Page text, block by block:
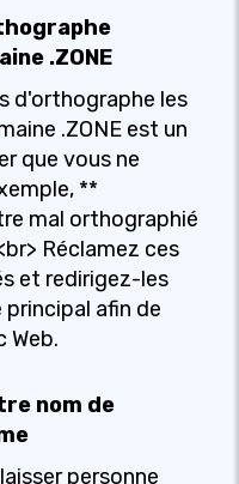
.ZONE
d'orthographe les
.ZONE est un
que vous ne
**
mal orthographié
Réclamez ces
et redirigez-les
afin de
Web.
nom de
personne